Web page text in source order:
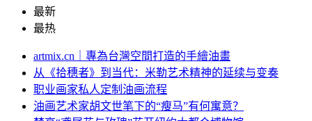
最新
最热
artmix.cn｜專為台灣空間打造的手繪油畫
从《拾穗者》到当代：米勒艺术精神的延续与变奏
职业画家私人定制油画流程
油画艺术家胡文世笔下的“瘦马”有何寓意？